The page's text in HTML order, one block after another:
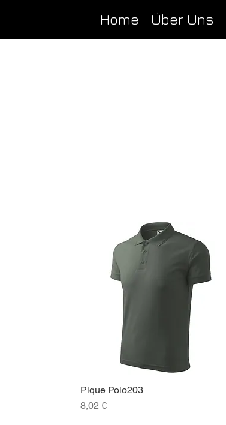
Home Über Uns
Schnellansicht
Pique Polo203
Preis
8,02 €